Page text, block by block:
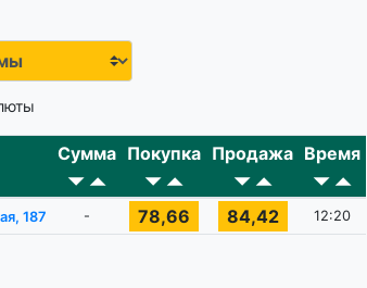
Сумма Покупка Продажа Время
187 - 78,66 84,42 12:20